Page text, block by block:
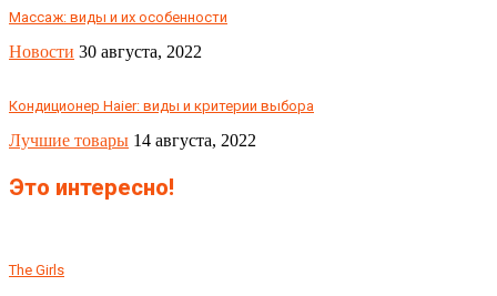
Массаж: виды и их особенности
Новости 30 августа, 2022
Кондиционер Haier: виды и критерии выбора
Лучшие товары 14 августа, 2022
Это интересно!
The Girls